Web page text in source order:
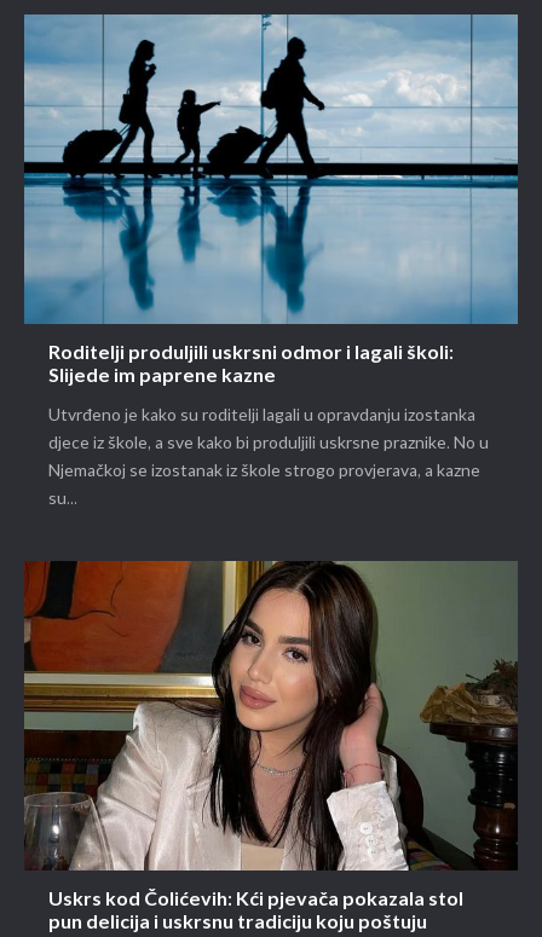
Roditelji produljili uskrsni odmor i lagali školi:
Slijede im paprene kazne
Utvrđeno je kako su roditelji lagali u opravdanju izostanka
djece iz škole, a sve kako bi produljili uskrsne praznike. No u
Njemačkoj se izostanak iz škole strogo provjerava, a kazne
su...
Uskrs kod Čolićevih: Kći pjevača pokazala stol
pun delicija i uskrsnu tradiciju koju poštuju